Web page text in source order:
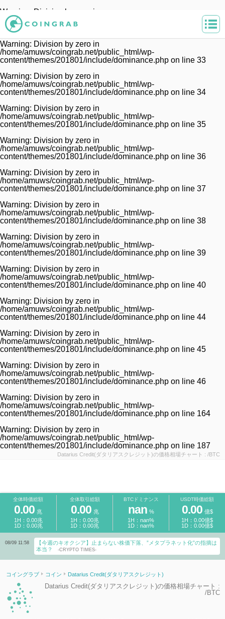
Warning
: Division by zero in
/home/amuws/coingrab.net/public_html/wp-
content/themes/201801/include/dominance.php
32
Warning: Division by zero in
/home/amuws/coingrab.net/public_html/wp-
content/themes/201801/include/dominance.php on line 33
Warning: Division by zero in
/home/amuws/coingrab.net/public_html/wp-
content/themes/201801/include/dominance.php on line 34
Warning: Division by zero in
/home/amuws/coingrab.net/public_html/wp-
content/themes/201801/include/dominance.php on line 35
Warning: Division by zero in
/home/amuws/coingrab.net/public_html/wp-
content/themes/201801/include/dominance.php on line 36
Warning: Division by zero in
/home/amuws/coingrab.net/public_html/wp-
content/themes/201801/include/dominance.php on line 37
Warning: Division by zero in
/home/amuws/coingrab.net/public_html/wp-
content/themes/201801/include/dominance.php on line 38
Warning: Division by zero in
/home/amuws/coingrab.net/public_html/wp-
content/themes/201801/include/dominance.php on line 39
Warning: Division by zero in
/home/amuws/coingrab.net/public_html/wp-
content/themes/201801/include/dominance.php on line 40
Warning: Division by zero in
/home/amuws/coingrab.net/public_html/wp-
content/themes/201801/include/dominance.php on line 44
Warning: Division by zero in
/home/amuws/coingrab.net/public_html/wp-
content/themes/201801/include/dominance.php on line 45
Warning: Division by zero in
/home/amuws/coingrab.net/public_html/wp-
content/themes/201801/include/dominance.php on line 46
Warning: Division by zero in
/home/amuws/coingrab.net/public_html/wp-
content/themes/201801/include/dominance.php on line 164
Warning: Division by zero in
/home/amuws/coingrab.net/public_html/wp-
content/themes/201801/include/dominance.php on line 187
Datarius Credit(ダタリアスクレジット)の価格相場チャート : /BTC
全体時価総額 全体取引総額 BTCドミナンス USDT時価総額
0.00 兆
1H：0.00兆
1D：0.00兆
0.00 兆
1H：0.00兆
1D：0.00兆
nan %
1H：nan%
1D：nan%
0.00 億$
1H：0.00億$
1D：0.00億$
08/09 11:58
【今週のキオクシア】止まらない株価下落、”メタプラネット化”の指摘は
本当？
-CRYPTO TIMES-
コイングラブ コイン Datarius Credit(ダタリアスクレジット)
Datarius Credit(ダタリアスクレジット)の価格相場チャート :
/BTC